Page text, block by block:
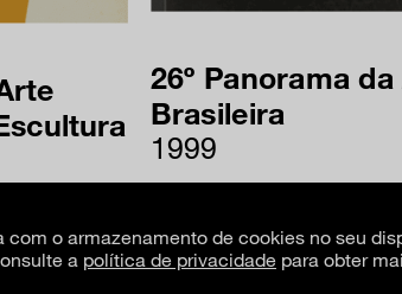
26º Panorama
Brasileira
1999
o armazenamento de cookies no seu
a política de privacidade para obter